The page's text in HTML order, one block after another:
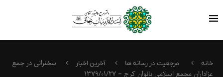
خانه مرجعیت در رسانه ها آخرین اخبار
سخنرانی در جمع
عزاداران مجمع اسلامی بانوان کرج – ۱۳۷۹/۰۱/۲۷